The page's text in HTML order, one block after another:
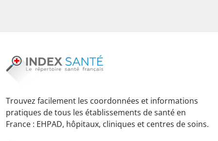
Trouvez facilement les coordonnées et informations
pratiques de tous les établissements de santé en
France : EHPAD, hôpitaux, cliniques et centres de soins.